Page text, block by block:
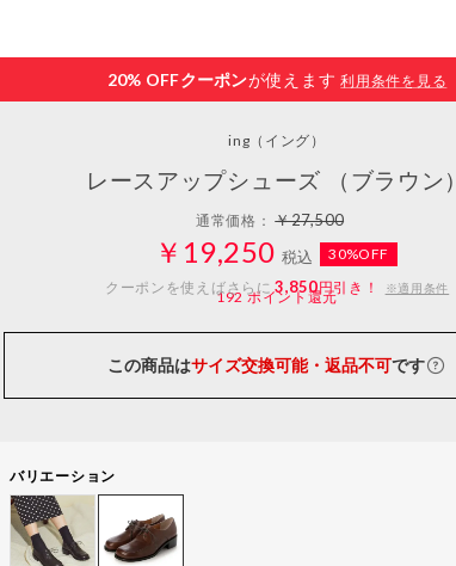
20% OFFクーポンが使えます 利用条件を見る
ing （イング）
レースアップシューズ （ブラウン）
通常価格：￥27,500
￥19,250 税込
30%OFF
クーポンを使えばさらに3,850円引き！ ※適用条件
192ポイント還元
この商品はサイズ交換可能・返品不可です
バリエーション